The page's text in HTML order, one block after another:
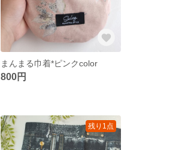
まんまる巾着*ピンクcolor
800円
残り1点